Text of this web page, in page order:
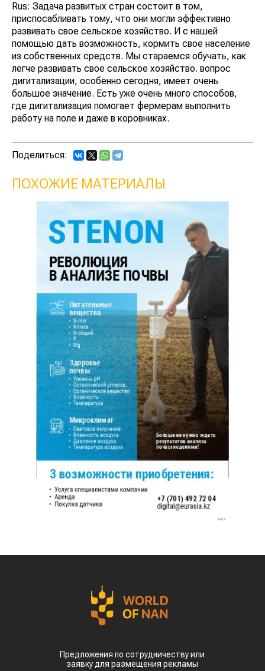
Rus: Задача развитых стран состоит в том,
приспосабливать тому, что они могли эффективно
развивать свое сельское хозяйство. И с нашей
помощью дать возможность, кормить свое население
из собственных средств. Мы стараемся обучать, как
легче развивать свое сельское хозяйство. вопрос
дигитализации, особенно сегодня, имеет очень
большое значение. Есть уже очень много способов,
где дигитализация помогает фермерам выполнить
работу на поле и даже в коровниках.
Поделиться:
ПОХОЖИЕ МАТЕРИАЛЫ
Предложения по сотрудничеству или
заявку для размещения рекламы